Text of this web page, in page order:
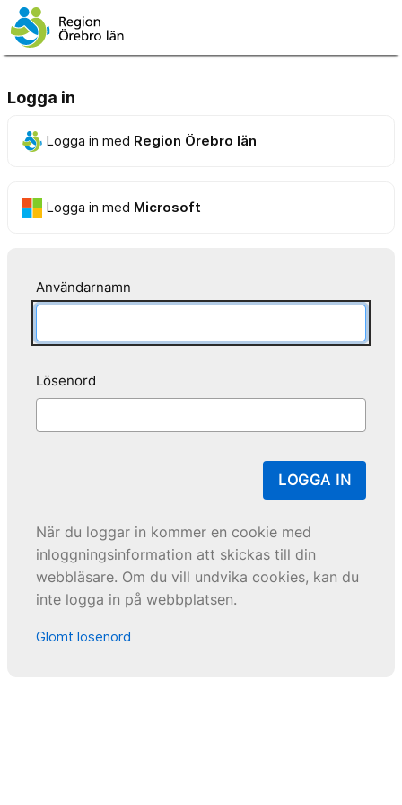
Logga in
Logga in med Region Örebro län
Logga in med Microsoft
Användarnamn
Lösenord
LOGGA IN
När du loggar in kommer en cookie med
inloggningsinformation att skickas till din
webbläsare. Om du vill undvika cookies, kan du
inte logga in på webbplatsen.
Glömt lösenord